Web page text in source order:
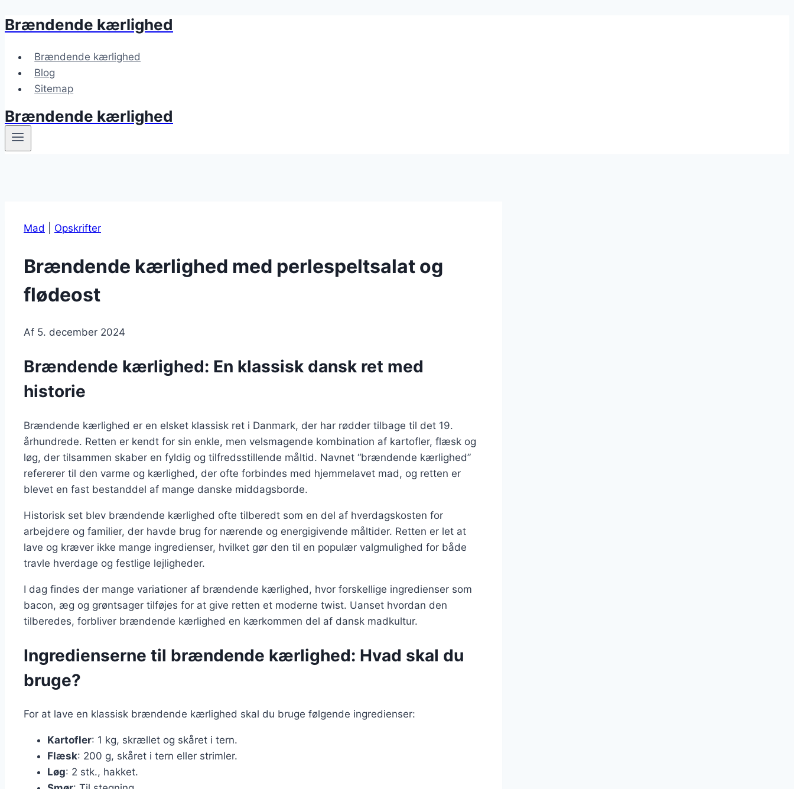
Fortsæt
indhold
Brændende kærlighed
Brændende kærlighed
Blog
Sitemap
Brændende kærlighed
Mad Opskrifter
Brændende kærlighed med perlespeltsalat og
flødeost
Af 5. december 2024
Brændende kærlighed: En klassisk dansk ret med
historie
Brændende kærlighed er en elsket klassisk ret i Danmark, der har rødder tilbage til det 19.
århundrede. Retten er kendt for sin enkle, men velsmagende kombination af kartofler, flæsk og
løg, der tilsammen skaber en fyldig og tilfredsstillende måltid. Navnet “brændende kærlighed”
refererer til den varme og kærlighed, der ofte forbindes med hjemmelavet mad, og retten er
blevet en fast bestanddel af mange danske middagsborde.
Historisk set blev brændende kærlighed ofte tilberedt som en del af hverdagskosten for
arbejdere og familier, der havde brug for nærende og energigivende måltider. Retten er let at
lave og kræver ikke mange ingredienser, hvilket gør den til en populær valgmulighed for både
travle hverdage og festlige lejligheder.
I dag findes der mange variationer af brændende kærlighed, hvor forskellige ingredienser som
bacon, æg og grøntsager tilføjes for at give retten et moderne twist. Uanset hvordan den
tilberedes, forbliver brændende kærlighed en kærkommen del af dansk madkultur.
Ingredienserne til brændende kærlighed: Hvad skal du
bruge?
For at lave en klassisk brændende kærlighed skal du bruge følgende ingredienser:
Kartofler: 1 kg, skrællet og skåret i tern.
Flæsk: 200 g, skåret i tern eller strimler.
Løg: 2 stk., hakket.